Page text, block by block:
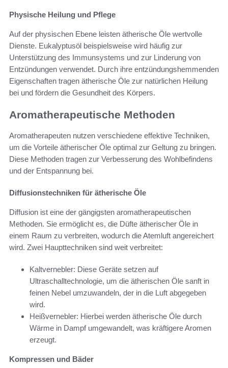
Physische Heilung und Pflege
Auf der physischen Ebene leisten ätherische Öle wertvolle
Dienste. Eukalyptusöl beispielsweise wird häufig zur
Unterstützung des Immunsystems und zur Linderung von
Entzündungen verwendet. Durch ihre entzündungshemmenden
Eigenschaften tragen ätherische Öle zur natürlichen Heilung
bei und fördern die Gesundheit des Körpers.
Aromatherapeutische Methoden
Aromatherapeuten nutzen verschiedene effektive Techniken,
um die Vorteile ätherischer Öle optimal zur Geltung zu bringen.
Diese Methoden tragen zur Verbesserung des Wohlbefindens
und der Entspannung bei.
Diffusionstechniken für ätherische Öle
Diffusion ist eine der gängigsten aromatherapeutischen
Methoden. Sie ermöglicht es, die Düfte ätherischer Öle in
einem Raum zu verbreiten, wodurch die Atemluft angereichert
wird. Zwei Haupttechniken sind weit verbreitet:
Kaltvernebler: Diese Geräte setzen auf
Ultraschalltechnologie, um die ätherischen Öle sanft in
feinen Nebel umzuwandeln, der in die Luft abgegeben
wird.
Heißvernebler: Hierbei werden ätherische Öle durch
Wärme in Dampf umgewandelt, was kräftigere Aromen
erzeugt.
Kompressen und Bäder